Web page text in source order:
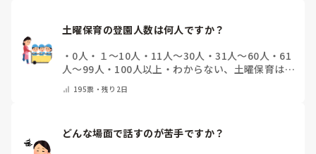
土曜保育の登園人数は何人ですか？
・ 0人 ・ １～10人 ・ 11人～30人 ・31人～60人 ・ 61
人～99人 ・ 100人以上 ・ わからない、土曜保育はな
195票・残り2日
どんな場面で話すのが苦手ですか？